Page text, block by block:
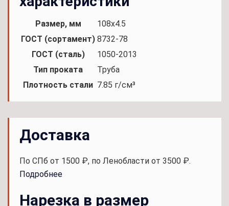
Размер, мм
108x4.5
ГОСТ (сортамент) 8732-78
ГОСТ (сталь)
1050-2013
Тип проката
Труба
Плотность стали 7.85 г/см³
Доставка
По СПб от 1500 ₽, по Ленобласти от 3500 ₽.
Подробнее
Нарезка в размер